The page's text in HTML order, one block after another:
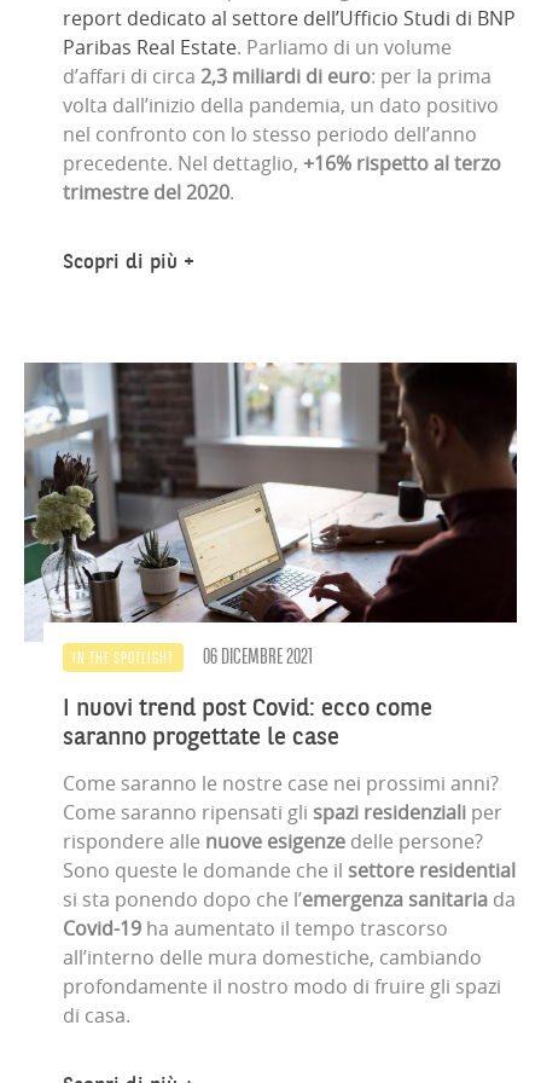
report dedicato al settore dell’Ufficio Studi di BNP
Paribas Real Estate. Parliamo di un volume
d’affari di circa 2,3 miliardi di euro: per la prima
volta dall’inizio della pandemia, un dato positivo
nel confronto con lo stesso periodo dell’anno
precedente. Nel dettaglio, +16% rispetto al terzo
trimestre del 2020.
Scopri di più
IN THE SPOTLIGHT 06 DICEMBRE 2021
I nuovi trend post Covid: ecco come
saranno progettate le case
Come saranno le nostre case nei prossimi anni?
Come saranno ripensati gli spazi residenziali per
rispondere alle nuove esigenze delle persone?
Sono queste le domande che il settore residential
si sta ponendo dopo che l’emergenza sanitaria da
Covid-19 ha aumentato il tempo trascorso
all’interno delle mura domestiche, cambiando
profondamente il nostro modo di fruire gli spazi
di casa.